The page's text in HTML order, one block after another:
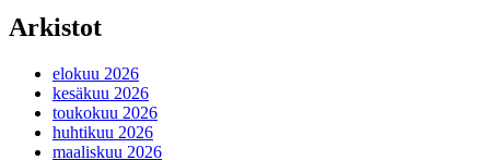
Arkistot
elokuu 2026
kesäkuu 2026
toukokuu 2026
huhtikuu 2026
maaliskuu 2026